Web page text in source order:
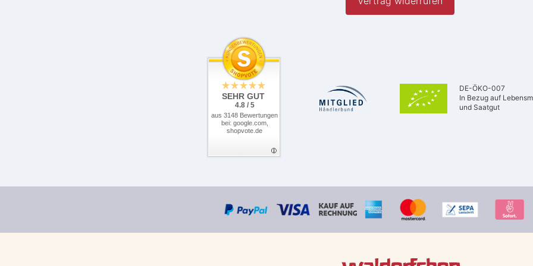
SEHR GUT
4.8 / 5
aus 3148 Bewertungen
bei: google.com,
shopvote.de
DE-ÖKO-007
In Bezug auf
und Saatgut